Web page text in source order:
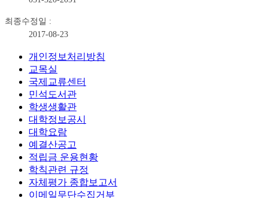
최종수정일 :
2017-08-23
개인정보처리방침
교목실
국제교류센터
민석도서관
학생생활관
대학정보공시
대학요람
예결산공고
적립금 운용현황
학칙관련 규정
자체평가 종합보고서
이메일무단수집거부